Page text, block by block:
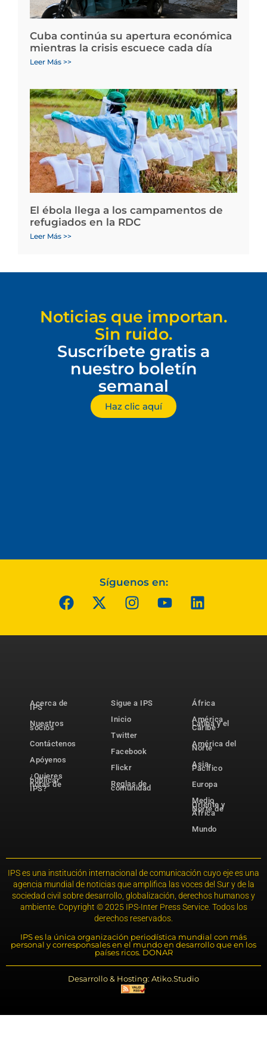
Cuba continúa su apertura económica
mientras la crisis escuece cada día
Leer Más >>
El ébola llega a los campamentos de
refugiados en la RDC
Leer Más >>
Noticias que importan.
Sin ruido.
Suscríbete gratis a
nuestro boletín
semanal
Haz clic aquí
Síguenos en:
Acerca de
IPS
Nuestros
socios
Contáctenos
Apóyenos
¿Quieres
publicar
notas de
IPS?
Sigue a IPS
Inicio
Twitter
Facebook
Flickr
Reglas de
comunidad
África
América
Latina y el
Caribe
América del
Norte
Asia-
Pacífico
Europa
Medio
Oriente y
Norte de
África
Mundo
IPS es una institución internacional de comunicación cuyo eje es una
agencia mundial de noticias que amplifica las voces del Sur y de la
sociedad civil sobre desarrollo, globalización, derechos humanos y
ambiente. Copyright © 2025 IPS-Inter Press Service. Todos los
derechos reservados.
IPS es la única organización periodística mundial con más
personal y corresponsales en el mundo en desarrollo que en los
países ricos. DONAR
Desarrollo & Hosting: Atiko.Studio